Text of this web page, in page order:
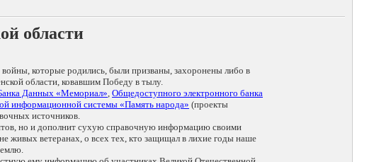
области
которые родились, были призваны, захоронены либо в
области, ковавшим Победу в тылу.
Данных «Мемориал», Общедоступного электронного банка
информационной системы «Память народа» (проекты
источников.
но и дополнит сухую справочную информацию своими
живых ветеранах, о всех тех, кто защищал в лихие годы наше